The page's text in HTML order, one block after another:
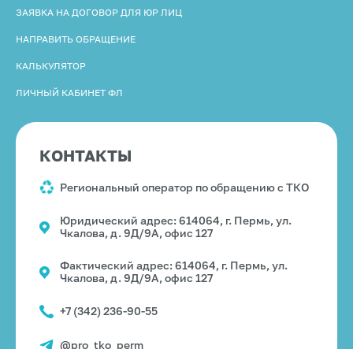
ЗАЯВКА НА ДОГОВОР ДЛЯ ЮР ЛИЦ
НАПРАВИТЬ ОБРАЩЕНИЕ
КАЛЬКУЛЯТОР
ЛИЧНЫЙ КАБИНЕТ ФЛ
КОНТАКТЫ
Региональный оператор по обращению с ТКО
Юридический адрес: 614064, г. Пермь, ул.
Чкалова, д. 9Д/9А, офис 127
Фактический адрес: 614064, г. Пермь, ул.
Чкалова, д. 9Д/9А, офис 127
+7 (342) 236-90-55
@pro_tko_perm